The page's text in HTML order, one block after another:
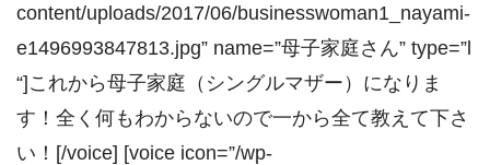
content/uploads/2017/06/businesswoman1_nayami-
e1496993847813.jpg” name=”母子家庭さん” type=”l
“]これから母子家庭（シングルマザー）になりま
す！全く何もわからないので一から全て教えて下さ
い！[/voice] [voice icon=”/wp-